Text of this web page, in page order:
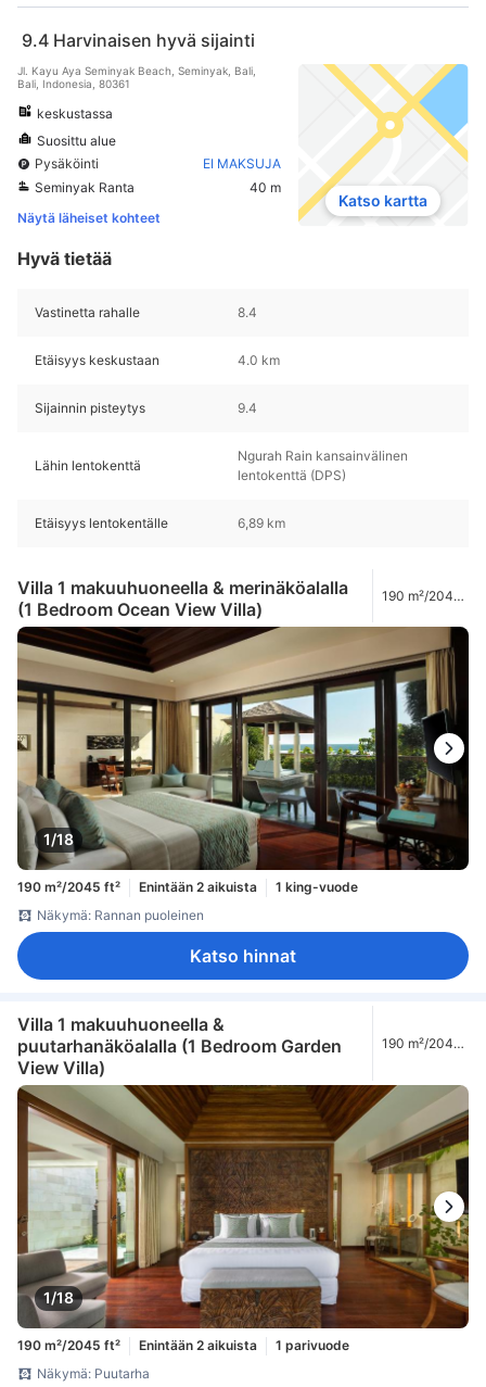
9.4 Harvinaisen hyvä sijainti
Jl. Kayu Aya Seminyak Beach, Seminyak, Bali,
Bali, Indonesia, 80361
keskustassa
Suosittu alue
Pysäköinti
EI MAKSUJA
Seminyak Ranta
40 m
Näytä läheiset kohteet
Katso kartta
Hyvä tietää
Vastinetta rahalle 8.4
Etäisyys keskustaan 4.0 km
Sijainnin pisteytys 9.4
Lähin lentokenttä
Ngurah Rain kansainvälinen
lentokenttä (DPS)
Etäisyys lentokentälle 6,89 km
Villa 1 makuuhuoneella & merinäköalalla
(1 Bedroom Ocean View Villa)
190 m²/2045
1/18
190 m²/2045 ft² Enintään 2 aikuista
1 king-vuode
Näkymä: Rannan puoleinen
Katso hinnat
Villa 1 makuuhuoneella &
puutarhanäköalalla (1 Bedroom Garden
View Villa)
190 m²/2045
1/18
190 m²/2045 ft² Enintään 2 aikuista
1 parivuode
Näkymä: Puutarha